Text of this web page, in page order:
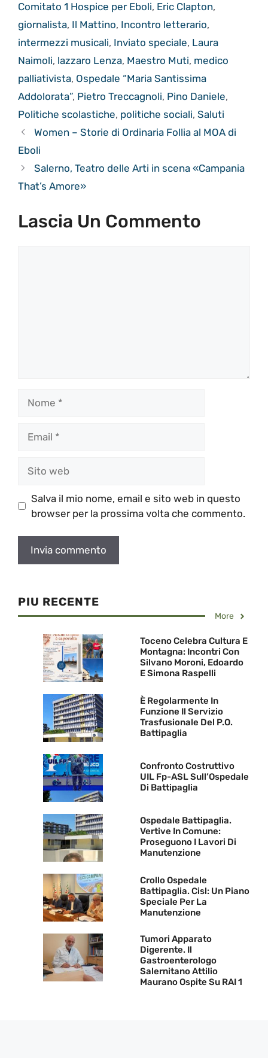
Comitato 1 Hospice per Eboli, Eric Clapton,
giornalista, Il Mattino, Incontro letterario,
intermezzi musicali, Inviato speciale, Laura
Naimoli, lazzaro Lenza, Maestro Muti, medico
palliativista, Ospedale “Maria Santissima
Addolorata”, Pietro Treccagnoli, Pino Daniele,
Politiche scolastiche, politiche sociali, Saluti
Women – Storie di Ordinaria Follia al MOA di
Eboli
Salerno, Teatro delle Arti in scena «Campania
That’s Amore»
Lascia Un Commento
web
Salva il mio nome, email e sito web in questo
browser per la prossima volta che commento.
PIU RECENTE
More
Toceno Celebra Cultura E
Montagna: Incontri Con
Silvano Moroni, Edoardo
E Simona Raspelli
È Regolarmente In
Funzione Il Servizio
Trasfusionale Del P.O.
Battipaglia
Confronto Costruttivo
UIL Fp-ASL Sull’Ospedale
Di Battipaglia
Ospedale Battipaglia.
Vertive In Comune:
Proseguono I Lavori Di
Manutenzione
Crollo Ospedale
Battipaglia. Cisl: Un Piano
Speciale Per La
Manutenzione
Tumori Apparato
Digerente. Il
Gastroenterologo
Salernitano Attilio
Maurano Ospite Su RAI 1